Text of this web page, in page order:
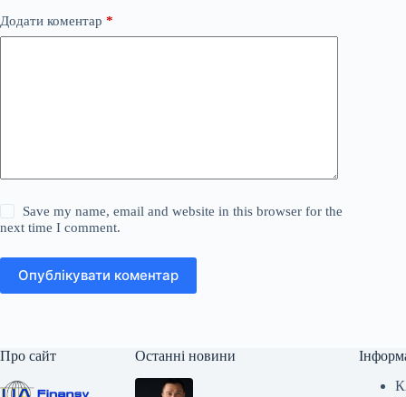
Додати коментар *
Save my name, email and website in this browser for the
next time I comment.
Опублікувати коментар
Про сайт Останні новини